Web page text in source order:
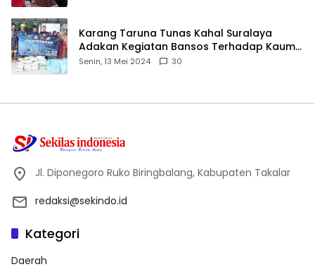
Karang Taruna Tunas Kahal Suralaya
Adakan Kegiatan Bansos Terhadap Kaum
Dhuafa dan Anak Yatim-Piatu
Senin, 13 Mei 2024 30
Jl. Diponegoro Ruko Biringbalang, Kabupaten Takalar
redaksi@sekindo.id
Kategori
Daerah